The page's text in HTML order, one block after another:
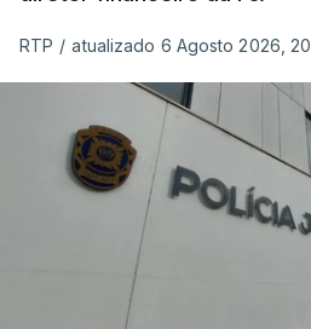
RTP / atualizado 6 Agosto 2026,